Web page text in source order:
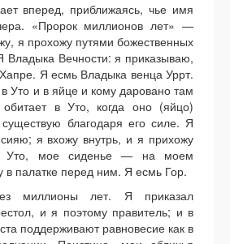
вперед, приближаясь, чье имя
«Пророк миллионов лет» —
я прохожу путями божественных
Владыка Вечности: я приказываю,
Я есмь Владыка венца Уррт.
в Уто и в яйце и кому даровано там
в Уто, когда оно (яйцо)
благодаря его силе. Я
я вхожу внутрь, и я прихожу
мое сиденье — на моем
в палатке перед ним. Я есмь Гор.
миллионы лет. Я приказал
и я поэтому правитель; и в
поддерживают равновесие как в